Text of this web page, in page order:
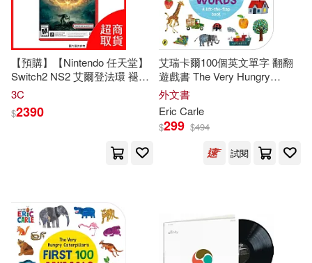
【預購】【Nintendo 任天堂】
Switch2 NS2 艾爾登法環 褪色
者版 鑰匙卡 中文版 台灣公司
3C
$2390
艾瑞卡爾100個英文單字 翻翻
遊戲書 The Very Hungry
Caterpillar’s First 100 Words
外文書
Eric Carle
$299 $494
試閱